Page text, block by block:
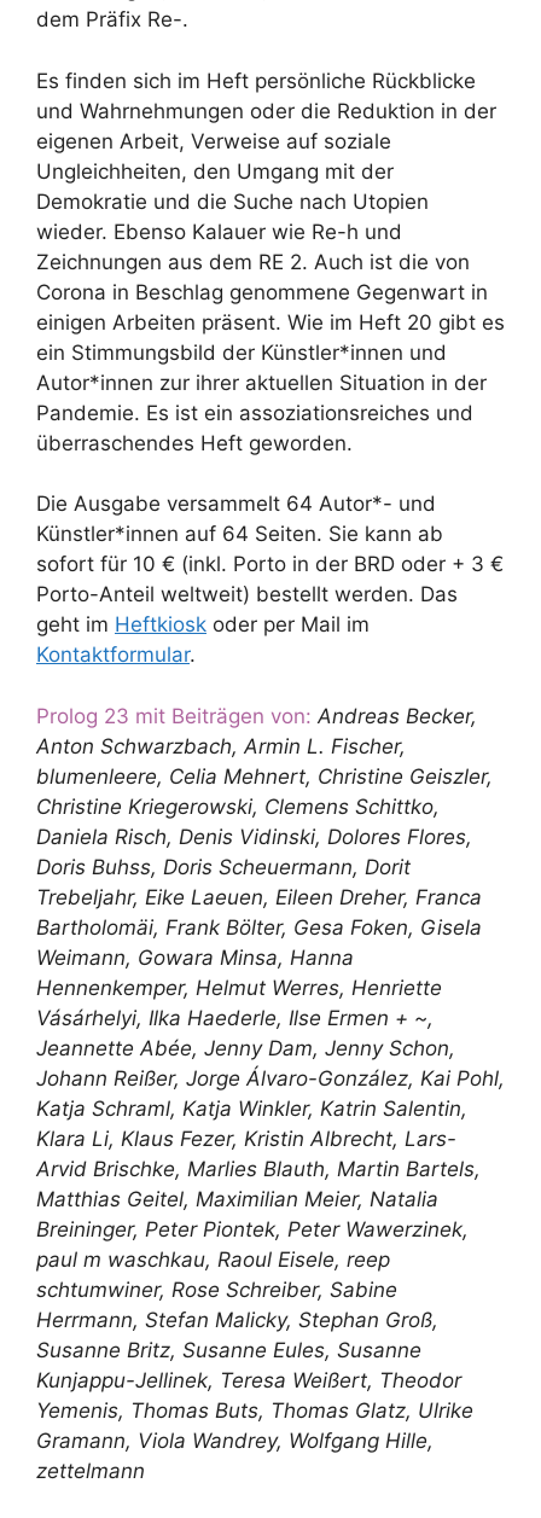
dem Präfix Re-.
Es finden sich im Heft persönliche Rückblicke
und Wahrnehmungen oder die Reduktion in der
eigenen Arbeit, Verweise auf soziale
Ungleichheiten, den Umgang mit der
Demokratie und die Suche nach Utopien
wieder. Ebenso Kalauer wie Re-h und
Zeichnungen aus dem RE 2. Auch ist die von
Corona in Beschlag genommene Gegenwart in
einigen Arbeiten präsent. Wie im Heft 20 gibt es
ein Stimmungsbild der Künstler*innen und
Autor*innen zur ihrer aktuellen Situation in der
Pandemie. Es ist ein assoziationsreiches und
überraschendes Heft geworden.
Die Ausgabe versammelt 64 Autor*- und
Künstler*innen auf 64 Seiten. Sie kann ab
sofort für 10 € (inkl. Porto in der BRD oder + 3 €
Porto-Anteil weltweit) bestellt werden. Das
geht im Heftkiosk oder per Mail im
Kontaktformular.
Prolog 23 mit Beiträgen von: Andreas Becker,
Anton Schwarzbach, Armin L. Fischer,
blumenleere, Celia Mehnert, Christine Geiszler,
Christine Kriegerowski, Clemens Schittko,
Daniela Risch, Denis Vidinski, Dolores Flores,
Doris Buhss, Doris Scheuermann, Dorit
Trebeljahr, Eike Laeuen, Eileen Dreher, Franca
Bartholomäi, Frank Bölter, Gesa Foken, Gisela
Weimann, Gowara Minsa, Hanna
Hennenkemper, Helmut Werres, Henriette
Vásárhelyi, Ilka Haederle, Ilse Ermen + ~,
Jeannette Abée, Jenny Dam, Jenny Schon,
Johann Reißer, Jorge Álvaro-González, Kai Pohl,
Katja Schraml, Katja Winkler, Katrin Salentin,
Klara Li, Klaus Fezer, Kristin Albrecht, Lars-
Arvid Brischke, Marlies Blauth, Martin Bartels,
Matthias Geitel, Maximilian Meier, Natalia
Breininger, Peter Piontek, Peter Wawerzinek,
paul m waschkau, Raoul Eisele, reep
schtumwiner, Rose Schreiber, Sabine
Herrmann, Stefan Malicky, Stephan Groß,
Susanne Britz, Susanne Eules, Susanne
Kunjappu-Jellinek, Teresa Weißert, Theodor
Yemenis, Thomas Buts, Thomas Glatz, Ulrike
Gramann, Viola Wandrey, Wolfgang Hille,
zettelmann